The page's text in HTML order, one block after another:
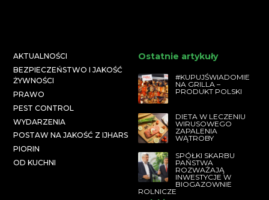
AKTUALNOŚCI
BEZPIECZEŃSTWO I JAKOŚĆ
ŻYWNOŚCI
PRAWO
PEST CONTROL
WYDARZENIA
POSTAW NA JAKOŚĆ Z IJHARS
PIORIN
OD KUCHNI
Ostatnie artykuły
#KUPUJŚWIADOMIE
NA GRILLA –
PRODUKT POLSKI
DIETA W LECZENIU
WIRUSOWEGO
ZAPALENIA
WĄTROBY
SPÓŁKI SKARBU
PAŃSTWA
ROZWAŻAJĄ
INWESTYCJE W
BIOGAZOWNIE
ROLNICZE